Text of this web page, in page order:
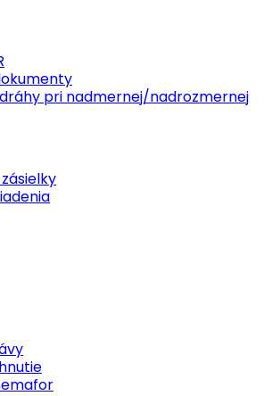
dráhy pri nadmernej/nadrozmernej